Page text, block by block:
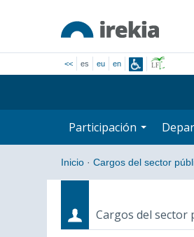
<< es eu en
Participación
Inicio · Cargos del sector
Cargos del sector